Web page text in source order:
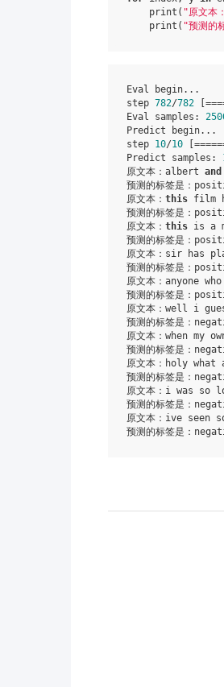
print ( "原文本
print ( "预测的
Eval begin...
step 782/782
Eval samples:
Predict begin...
step 10/10
Predict samples:
原文本：albert and
预测的标签是：
原文本： this film
预测的标签是：
原文本： this is a
预测的标签是：
原文本：sir has
预测的标签是：
原文本：anyone
预测的标签是：
原文本：well i
预测的标签是：
原文本：when
预测的标签是：
原文本：holy
预测的标签是：
原文本：i was
预测的标签是：
原文本：ive